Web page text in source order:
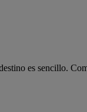
es sencillo.